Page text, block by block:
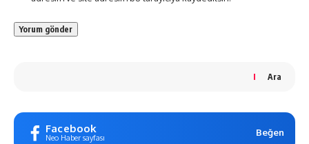
Ara
Facebook
Neo Haber sayfası Beğen